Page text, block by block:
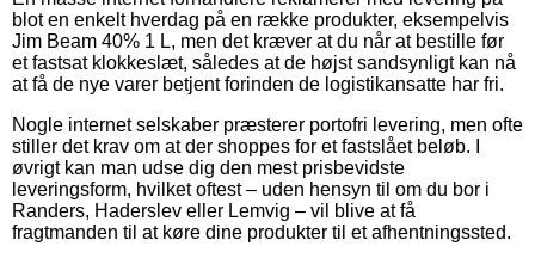
blot en enkelt hverdag på en række produkter, eksempelvis
Jim Beam 40% 1 L, men det kræver at du når at bestille før
et fastsat klokkeslæt, således at de højst sandsynligt kan nå
at få de nye varer betjent forinden de logistikansatte har fri.
Nogle internet selskaber præsterer portofri levering, men ofte
stiller det krav om at der shoppes for et fastslået beløb. I
øvrigt kan man udse dig den mest prisbevidste
leveringsform, hvilket oftest – uden hensyn til om du bor i
Randers, Haderslev eller Lemvig – vil blive at få
fragtmanden til at køre dine produkter til et afhentningssted.